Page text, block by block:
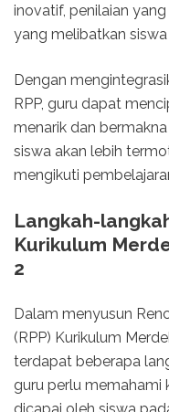
inovatif, penilaian
yang melibatkan
Dengan
RPP, guru dapat
menarik dan
siswa akan lebih
mengikuti
Langkah-
Kurikulum
2
Dalam menyusun
(RPP) Kurikulum
terdapat beberapa
guru perlu memahami